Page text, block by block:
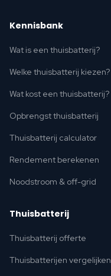
Kennisbank
Wat is een thuisbatterij?
Welke thuisbatterij kiezen?
Wat kost een thuisbatterij?
Opbrengst thuisbatterij
Thuisbatterij calculator
Rendement berekenen
Noodstroom & off-grid
Thuisbatterij
Thuisbatterij offerte
Thuisbatterijen vergelijken